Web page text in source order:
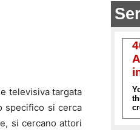
televisiva targata
specifico si cerca
si cercano attori